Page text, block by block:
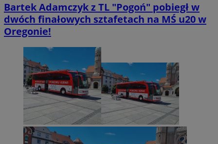
Bartek Adamczyk z TL "Pogoń" pobiegł w
dwóch finałowych sztafetach na MŚ u20 w
Oregonie!